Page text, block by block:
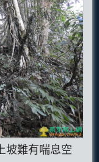
坡難有喘息空